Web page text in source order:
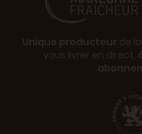
Unique producteur de
vous livrer en direct,